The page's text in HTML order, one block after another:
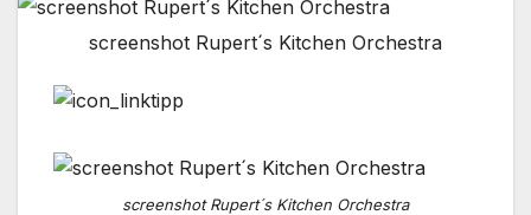
screenshot Rupert´s Kitchen Orchestra
screenshot Rupert´s Kitchen Orchestra